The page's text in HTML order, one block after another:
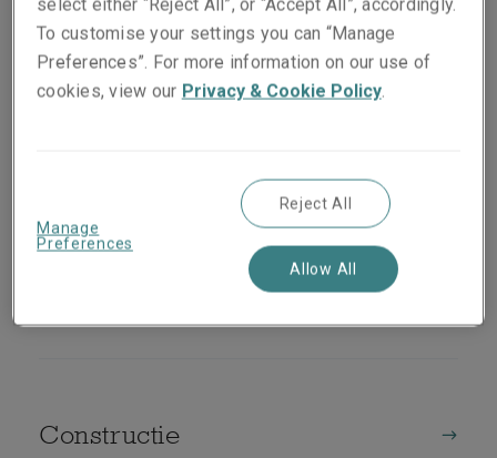
Constructie
select either “Reject All”, or “Accept All”, accordingly.
To customise your settings you can “Manage
Preferences”. For more information on our use of
cookies, view our Privacy & Cookie Policy.
Manage
Preferences
Reject All
Allow All